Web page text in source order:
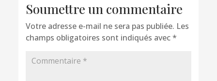
Soumettre un commentaire
Votre adresse e-mail ne sera pas publiée. Les
champs obligatoires sont indiqués avec*